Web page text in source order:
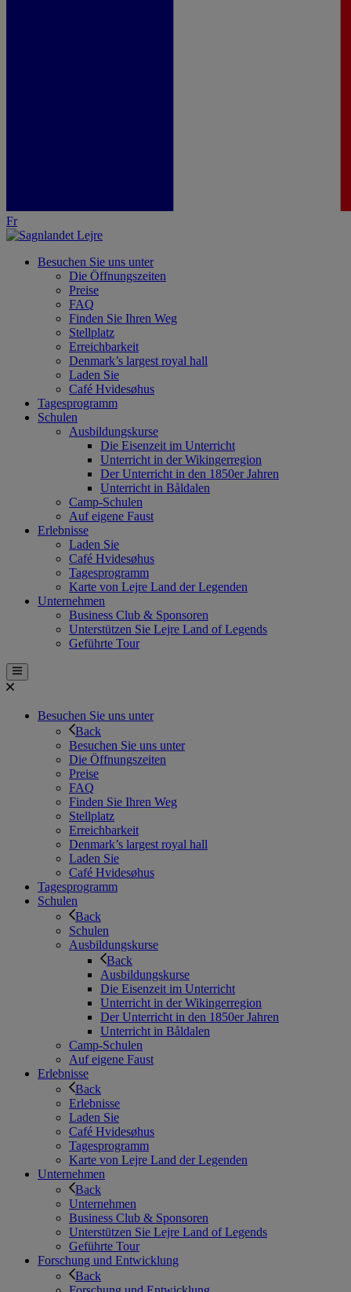
Fr
Besuchen Sie uns unter
Die Öffnungszeiten
Preise
FAQ
Finden Sie Ihren Weg
Stellplatz
Erreichbarkeit
Denmark’s largest royal hall
Laden Sie
Café Hvidesøhus
Tagesprogramm
Schulen
Ausbildungskurse
Die Eisenzeit im Unterricht
Unterricht in der Wikingerregion
Der Unterricht in den 1850er Jahren
Unterricht in Båldalen
Camp-Schulen
Auf eigene Faust
Erlebnisse
Laden Sie
Café Hvidesøhus
Tagesprogramm
Karte von Lejre Land der Legenden
Unternehmen
Business Club & Sponsoren
Unterstützen Sie Lejre Land of Legends
Geführte Tour
Besuchen Sie uns unter
Back
Besuchen Sie uns unter
Die Öffnungszeiten
Preise
FAQ
Finden Sie Ihren Weg
Stellplatz
Erreichbarkeit
Denmark’s largest royal hall
Laden Sie
Café Hvidesøhus
Tagesprogramm
Schulen
Back
Schulen
Ausbildungskurse
Back
Ausbildungskurse
Die Eisenzeit im Unterricht
Unterricht in der Wikingerregion
Der Unterricht in den 1850er Jahren
Unterricht in Båldalen
Camp-Schulen
Auf eigene Faust
Erlebnisse
Back
Erlebnisse
Laden Sie
Café Hvidesøhus
Tagesprogramm
Karte von Lejre Land der Legenden
Unternehmen
Back
Unternehmen
Business Club & Sponsoren
Unterstützen Sie Lejre Land of Legends
Geführte Tour
Forschung und Entwicklung
Back